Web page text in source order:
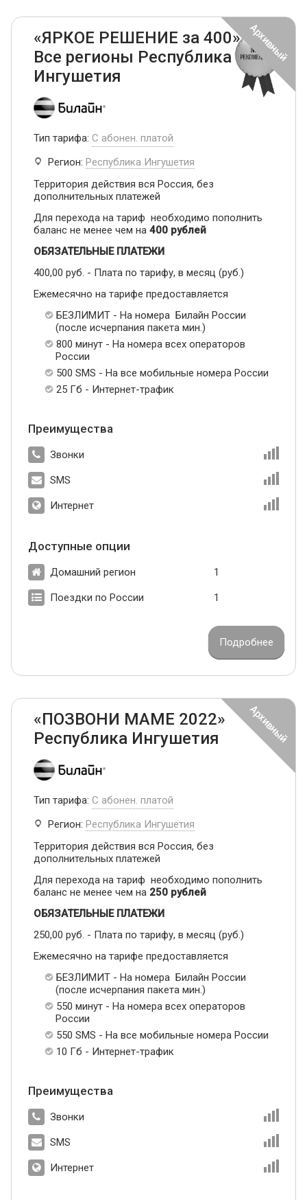
«ЯРКОЕ РЕШЕНИЕ за 400» -
Все регионы Республика
Ингушетия
Тип тарифа: С абонен. платой
Регион: Республика Ингушетия
Территория действия вся Россия, без
дополнительных платежей
Для перехода на тариф необходимо пополнить
баланс не менее чем на 400 рублей
ОБЯЗАТЕЛЬНЫЕ ПЛАТЕЖИ
400,00 руб. - Плата по тарифу, в месяц (руб.)
Ежемесячно на тарифе предоставляется
БЕЗЛИМИТ - На номера Билайн России
(после исчерпания пакета мин.)
800 минут - На номера всех операторов
России
500 SMS - На все мобильные номера России
25 Гб - Интернет-трафик
Преимущества
Звонки
SMS
Интернет
Доступные опции
Домашний регион 1
Поездки по России 1
Подробнее
«ПОЗВОНИ МАМЕ 2022»
Республика Ингушетия
Тип тарифа: С абонен. платой
Регион: Республика Ингушетия
Территория действия вся Россия, без
дополнительных платежей
Для перехода на тариф необходимо пополнить
баланс не менее чем на 250 рублей
ОБЯЗАТЕЛЬНЫЕ ПЛАТЕЖИ
250,00 руб. - Плата по тарифу, в месяц (руб.)
Ежемесячно на тарифе предоставляется
БЕЗЛИМИТ - На номера Билайн России
(после исчерпания пакета мин.)
550 минут - На номера всех операторов
России
550 SMS - На все мобильные номера России
10 Гб - Интернет-трафик
Преимущества
Звонки
SMS
Интернет